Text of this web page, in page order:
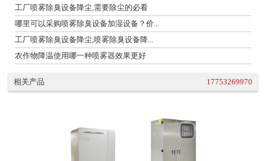
工厂喷雾除臭设备降尘,需要除尘的必看
哪里可以采购喷雾除臭设备加湿设备？价...
工厂喷雾除臭设备降尘,喷雾除臭设备降...
农作物降温使用哪一种喷雾器效果更好
相关产品 17753269970